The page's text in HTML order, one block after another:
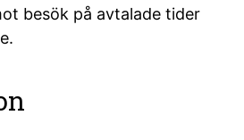
besök på avtalade tider